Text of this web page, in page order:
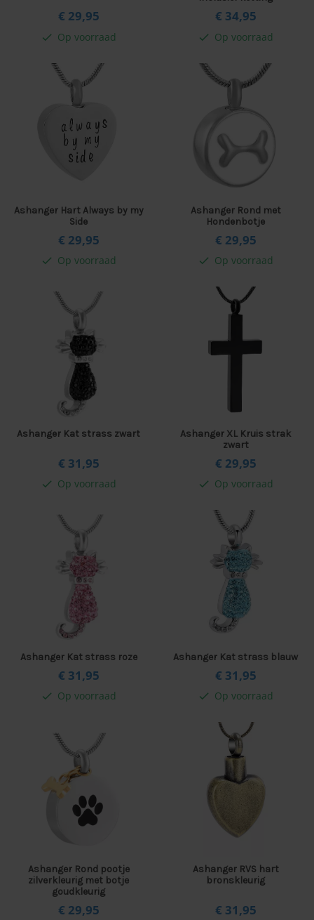
€ 29,95
check Op voorraad
€ 34,95
check Op voorraad
Ashanger Hart Always by my
Side
€ 29,95
check Op voorraad
Ashanger Rond met
Hondenbotje
€ 29,95
check Op voorraad
Ashanger Kat strass zwart
€ 31,95
check Op voorraad
Ashanger XL Kruis strak
zwart
€ 29,95
check Op voorraad
Ashanger Kat strass roze
€ 31,95
check Op voorraad
Ashanger Kat strass blauw
€ 31,95
check Op voorraad
Ashanger Rond pootje
zilverkleurig met botje
goudkleurig
€ 29,95
Ashanger RVS hart
bronskleurig
€ 31,95